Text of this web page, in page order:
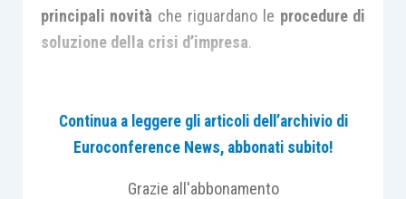
principali novità che riguardano le procedure di
soluzione della crisi d’impresa.
all’articolo 5 avente ad oggetto gli “Accordi di
ristrutturazione dei debiti e piani attestati di
Continua a leggere gli articoli dell’archivio di
Euroconference News, abbonati subito!
Grazie all'abbonamento